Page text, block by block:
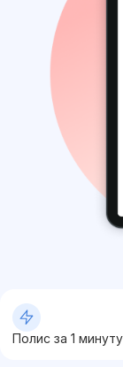
Полис за 1 минуту